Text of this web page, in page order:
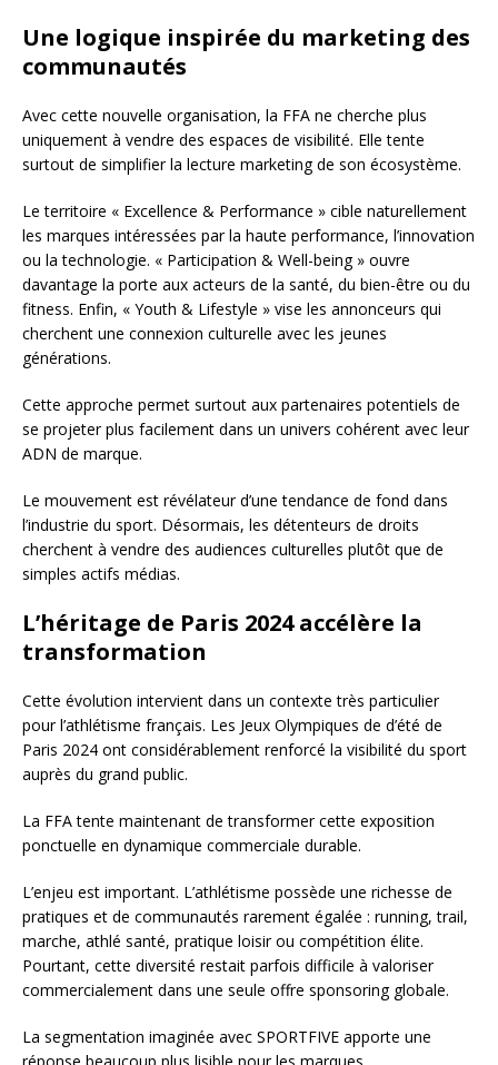
Une logique inspirée du marketing des
communautés
Avec cette nouvelle organisation, la FFA ne cherche plus
uniquement à vendre des espaces de visibilité. Elle tente
surtout de simplifier la lecture marketing de son écosystème.
Le territoire « Excellence & Performance » cible naturellement
les marques intéressées par la haute performance, l’innovation
ou la technologie. « Participation & Well-being » ouvre
davantage la porte aux acteurs de la santé, du bien-être ou du
fitness. Enfin, « Youth & Lifestyle » vise les annonceurs qui
cherchent une connexion culturelle avec les jeunes
générations.
Cette approche permet surtout aux partenaires potentiels de
se projeter plus facilement dans un univers cohérent avec leur
ADN de marque.
Le mouvement est révélateur d’une tendance de fond dans
l’industrie du sport. Désormais, les détenteurs de droits
cherchent à vendre des audiences culturelles plutôt que de
simples actifs médias.
L’héritage de Paris 2024 accélère la
transformation
Cette évolution intervient dans un contexte très particulier
pour l’athlétisme français. Les Jeux Olympiques de d’été de
Paris 2024 ont considérablement renforcé la visibilité du sport
auprès du grand public.
La FFA tente maintenant de transformer cette exposition
ponctuelle en dynamique commerciale durable.
L’enjeu est important. L’athlétisme possède une richesse de
pratiques et de communautés rarement égalée : running, trail,
marche, athlé santé, pratique loisir ou compétition élite.
Pourtant, cette diversité restait parfois difficile à valoriser
commercialement dans une seule offre sponsoring globale.
La segmentation imaginée avec SPORTFIVE apporte une